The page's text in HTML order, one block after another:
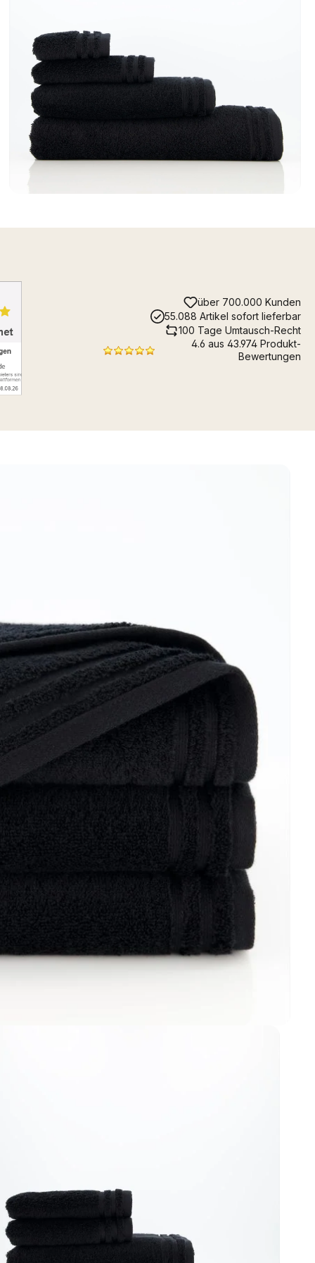
über 700.000 Kunden
55.088 Artikel sofort lieferbar
100 Tage Umtausch-Recht
4.6 aus 43.974 Produkt-
Bewertungen